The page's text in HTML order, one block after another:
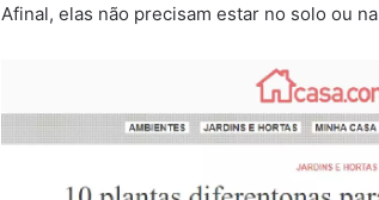
Afinal, elas não precisam estar no solo ou